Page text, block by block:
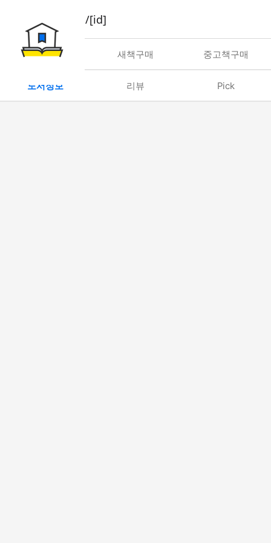
book/rent/[id]
대여 새책구매 중고책구매
도서정보 리뷰 Pick